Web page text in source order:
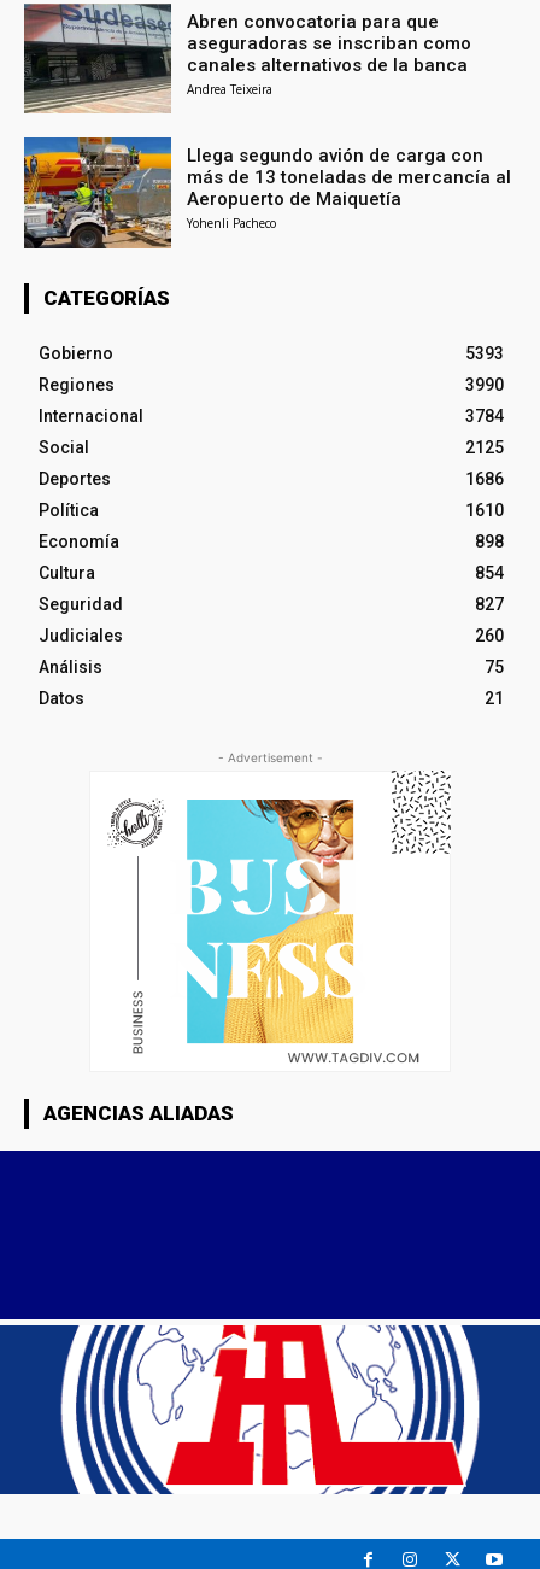
Abren convocatoria para que
aseguradoras se inscriban como
canales alternativos de la banca
Andrea Teixeira
Llega segundo avión de carga con
más de 13 toneladas de mercancía al
Aeropuerto de Maiquetía
Yohenli Pacheco
CATEGORÍAS
Gobierno
5393
Regiones
3990
Internacional
3784
Social
2125
Deportes
1686
Política
1610
Economía
898
Cultura
854
Seguridad
827
Judiciales
260
Análisis
75
Datos
21
- Advertisement -
AGENCIAS ALIADAS